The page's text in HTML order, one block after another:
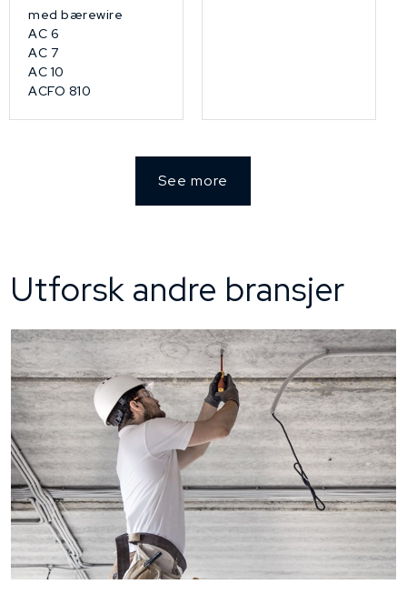
med bærewire
AC 6
AC 7
AC 10
ACFO 810
See more
Utforsk andre bransjer